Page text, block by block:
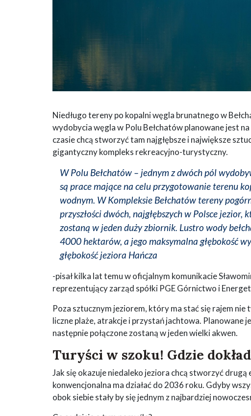
Niedługo tereny po kopalni węgla brunatnego w
wydobycia węgla w Polu Bełchatów planowane jest
czasie chcą stworzyć tam najgłębsze i największe
gigantyczny kompleks rekreacyjno-turystyczny.
W Polu Bełchatów – jednym z dwóch pól
są prace mające na celu przygotowanie terenu
wodnym. W Kompleksie Bełchatów tereny
przyszłości dwóch, najgłębszych w Polsce
zostaną w jeden duży zbiornik. Lustro wody
4000 hektarów, a jego maksymalna głębokość
głębokość jeziora Hańcza
-pisał kilka lat temu w oficjalnym komunikacie
reprezentujący zarząd spółki PGE Górnictwo i
Poza sztucznym jeziorem, który ma stać się rajem
liczne plaże, atrakcje i przystań jachtowa.
następnie połączone zostaną w jeden wielki akwen.
Turyści w szoku! Gdzie
Jak się okazuje niedaleko jeziora chcą stworzyć
konwencjonalna ma działać do 2036 roku. Gdyby
obok siebie stały by się jednym z najbardziej